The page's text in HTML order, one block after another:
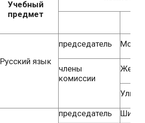
Учебный
предмет
Русский язык
председатель
члены
комиссии
председатель